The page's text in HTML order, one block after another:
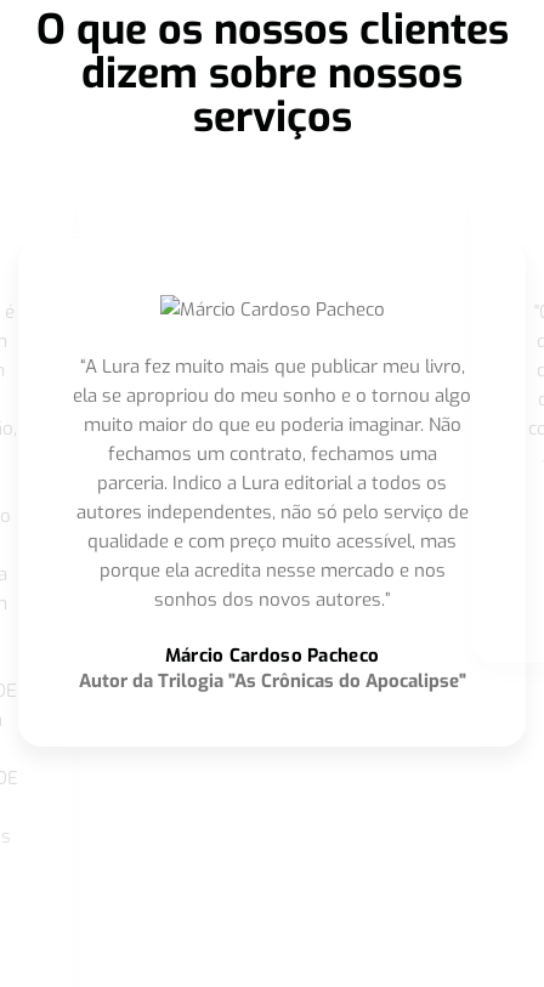
O que os nossos clientes
dizem sobre nossos
serviços
“A Lura fez muito mais que publicar meu livro,
ela se apropriou do meu sonho e o tornou algo
muito maior do que eu poderia imaginar. Não
fechamos um contrato, fechamos uma
parceria. Indico a Lura editorial a todos os
autores independentes, não só pelo serviço de
qualidade e com preço muito acessível, mas
porque ela acredita nesse mercado e nos
sonhos dos novos autores.”
Márcio Cardoso Pacheco
Autor da Trilogia "As Crônicas do Apocalipse"